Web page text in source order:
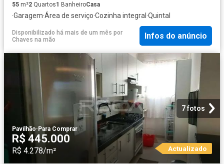
55 m²2 Quartos1 BanheiroCasa
·Garagem·Área de serviço·Cozinha integral ·Quintal
Disponibilizado há mais de um mês por
Chaves na mão
Infos do anúncio
7 fotos
Pavilhão·Para Comprar
R$ 445.000
R$ 4.278/m² Actualizado